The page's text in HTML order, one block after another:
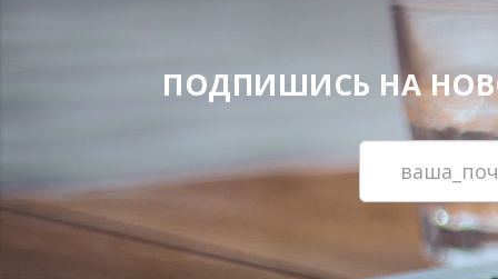
ПОДПИШИСЬ НА